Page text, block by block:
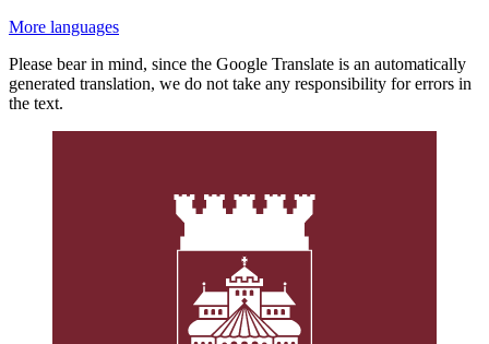
More languages
Please bear in mind, since the Google Translate is an automatically
generated translation, we do not take any responsibility for errors in
the text.